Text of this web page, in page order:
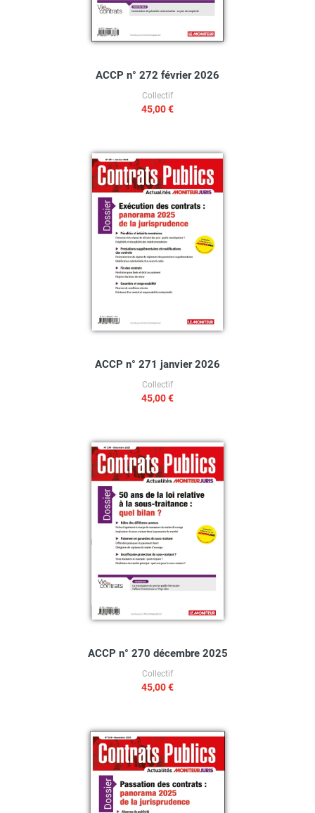
ACCP n° 272 février 2026
Collectif
45,00 €
ACCP n° 271 janvier 2026
Collectif
45,00 €
ACCP n° 270 décembre 2025
Collectif
45,00 €